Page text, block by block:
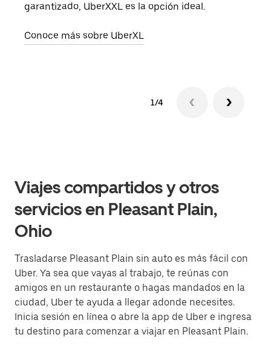
garantizado, UberXXL es la opción ideal.
Conoce más sobre UberXL
1/4
Viajes compartidos y otros
servicios en Pleasant Plain,
Ohio
Trasladarse Pleasant Plain sin auto es más fácil con
Uber. Ya sea que vayas al trabajo, te reúnas con
amigos en un restaurante o hagas mandados en la
ciudad, Uber te ayuda a llegar adonde necesites.
Inicia sesión en línea o abre la app de Uber e ingresa
tu destino para comenzar a viajar en Pleasant Plain.